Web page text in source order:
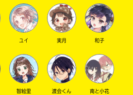
ユイ 実月 和子
智絵里 渡会くん 南と小花